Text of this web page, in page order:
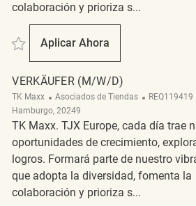
colaboración y prioriza s...
Salvar Verkäufer (m/w/d) REQ111998
Aplicar Ahora
Verkäufer (m/w/d)
VERKÄUFER (M/W/D)
TK Maxx Categoría
Asociados de Tiendas ReqId
REQ119419
Hamburgo, 20249
TK Maxx. TJX Europe, cada día trae
oportunidades de crecimiento,
logros. Formará parte de nuestro
que adopta la diversidad, fomenta la
colaboración y prioriza s...